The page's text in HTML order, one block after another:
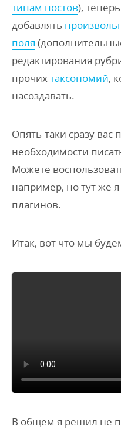
типам постов),
добавлять
поля
редактирования
прочихтаксономий,
насоздавать.
Опять-таки сразу вас
необходимости
Можете
например, но тут же
плагинов.
Итак, вот что мы
В общем я решил не